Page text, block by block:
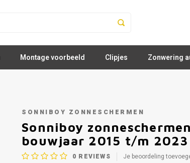
Montage voorbeeld Clipjes Zonwering
SONNIBOY ZONNESCHERMEN
Sonniboy
bouwjaar 2015 t/m 2023
0 REVIEWS Je beoordeling